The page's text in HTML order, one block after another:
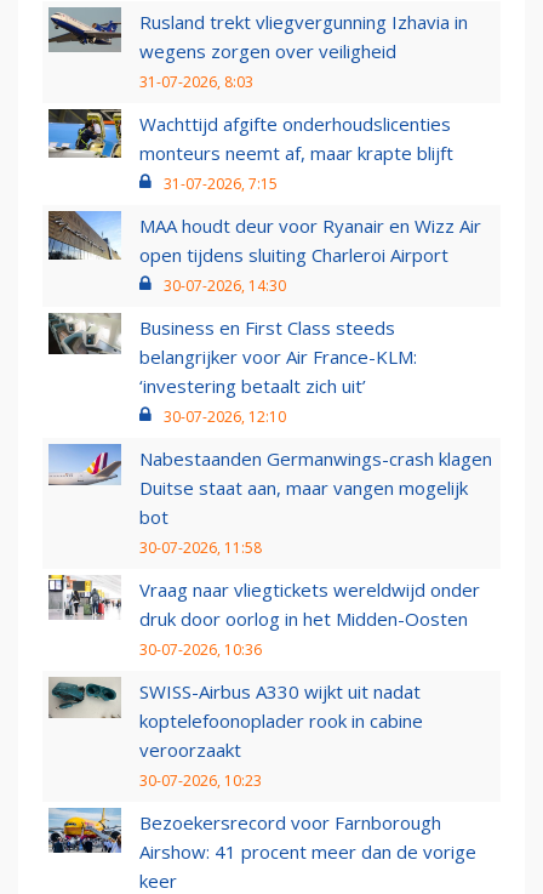
Rusland trekt vliegvergunning Izhavia in
wegens zorgen over veiligheid
31-07-2026, 8:03
Wachttijd afgifte onderhoudslicenties
monteurs neemt af, maar krapte blijft
31-07-2026, 7:15
MAA houdt deur voor Ryanair en Wizz Air
open tijdens sluiting Charleroi Airport
30-07-2026, 14:30
Business en First Class steeds
belangrijker voor Air France-KLM:
‘investering betaalt zich uit’
30-07-2026, 12:10
Nabestaanden Germanwings-crash klagen
Duitse staat aan, maar vangen mogelijk
bot
30-07-2026, 11:58
Vraag naar vliegtickets wereldwijd onder
druk door oorlog in het Midden-Oosten
30-07-2026, 10:36
SWISS-Airbus A330 wijkt uit nadat
koptelefoonoplader rook in cabine
veroorzaakt
30-07-2026, 10:23
Bezoekersrecord voor Farnborough
Airshow: 41 procent meer dan de vorige
keer